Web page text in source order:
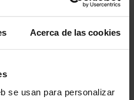
Acerca de las cookies
se usan para personalizar